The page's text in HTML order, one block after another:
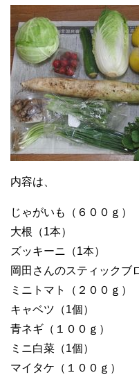
内容は、
じゃがいも（６００ｇ）
大根（1本）
ズッキーニ（1本）
岡田さんのスティックブ
ミニトマト（２００ｇ）
キャベツ（1個）
青ネギ（１００ｇ）
ミニ白菜（1個）
マイタケ（１００ｇ）